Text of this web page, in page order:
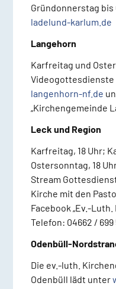
Gründonnerstag
ladelund-karlum.de
Langehorn
Karfreitag und
Videogottesdienste
langenhorn-nf.de
„Kirchengemeinde
Leck und Region
Karfreitag, 18 Uhr;
Ostersonntag, 18
Stream
Kirche mit den
Facebook „Ev.-
Telefon: 04662 / 699
Odenbüll-
Die ev.-luth.
Odenbüll lädt unter